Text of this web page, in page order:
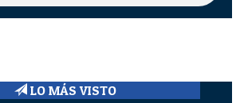
LO MÁS VISTO